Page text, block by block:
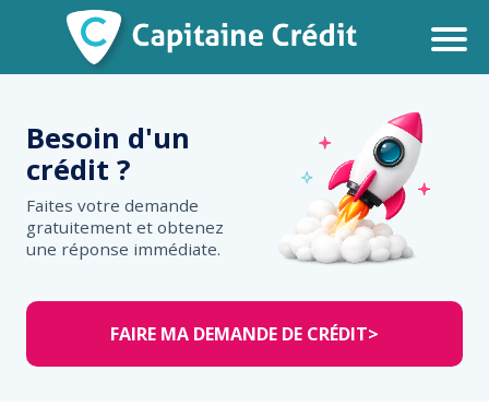
Besoin d'un
crédit ?
Faites votre demande
gratuitement et obtenez
une réponse immédiate.
FAIRE MA DEMANDE DE CRÉDIT>